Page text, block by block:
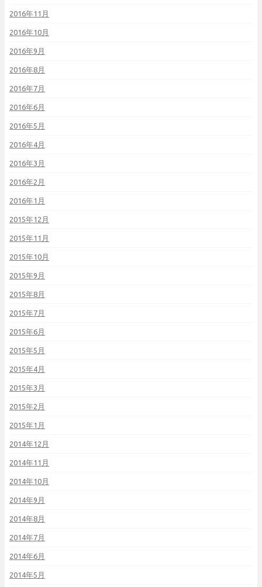
2016年11月
2016年10月
2016年9月
2016年8月
2016年7月
2016年6月
2016年5月
2016年4月
2016年3月
2016年2月
2016年1月
2015年12月
2015年11月
2015年10月
2015年9月
2015年8月
2015年7月
2015年6月
2015年5月
2015年4月
2015年3月
2015年2月
2015年1月
2014年12月
2014年11月
2014年10月
2014年9月
2014年8月
2014年7月
2014年6月
2014年5月